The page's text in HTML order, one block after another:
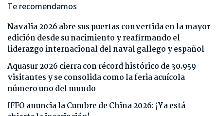
Te recomendamos
Navalia 2026 abre sus puertas convertida en la mayor
edición desde su nacimiento y reafirmando el
liderazgo internacional del naval gallego y español
Aquasur 2026 cierra con récord histórico de 30.959
visitantes y se consolida como la feria acuícola
número uno del mundo
IFFO anuncia la Cumbre de China 2026: ¡Ya está